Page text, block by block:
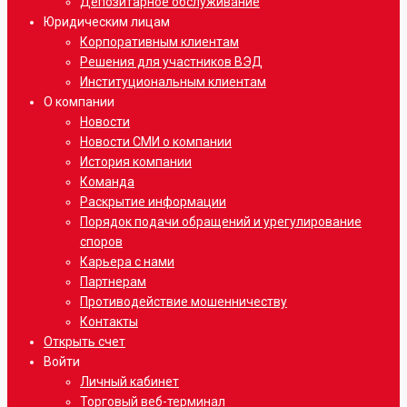
Юридическим лицам
Корпоративным клиентам
Решения для участников ВЭД
Институциональным клиентам
О компании
Новости
Новости СМИ о компании
История компании
Команда
Раскрытие информации
Порядок подачи обращений и урегулирование
споров
Карьера с нами
Партнерам
Противодействие мошенничеству
Контакты
Открыть счет
Войти
Личный кабинет
Торговый веб-терминал